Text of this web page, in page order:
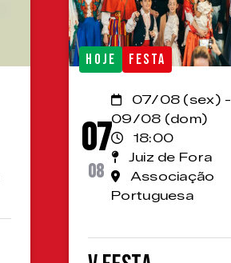
HOJE FESTA
07
08
07/08 (sex) -
09/08 (dom)
18:00
Juiz de Fora
Associação
Portuguesa